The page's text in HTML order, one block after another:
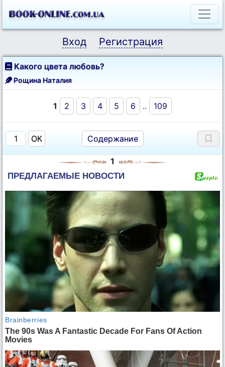
Вход Регистрация
Какого цвета любовь?
Рощина Наталия
1 2 3 4 5 6 .. 109
Содержание
1